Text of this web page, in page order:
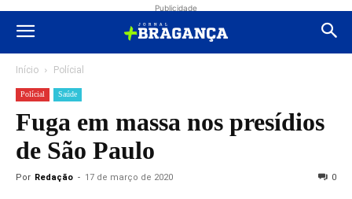
Publicidade
Início Polícial
Polícial Saúde
Fuga em massa nos presídios
de São Paulo
Por Redação - 17 de março de 2020 0